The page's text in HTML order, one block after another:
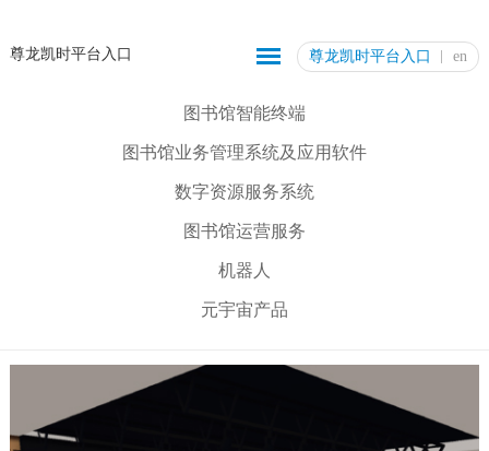
尊龙凯时平台入口 尊龙凯时平台入口 en
图书馆智能终端
图书馆业务管理系统及应用软件
数字资源服务系统
图书馆运营服务
机器人
元宇宙产品